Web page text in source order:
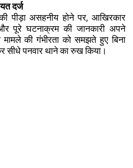
दर्ज
पीड़ा असहनीय होने पर, आखिरकार
पूरे घटनाक्रम की जानकारी अपने
मामले की गंभीरता को समझते हुए बिना
सीधे पनवार थाने का रुख किया।